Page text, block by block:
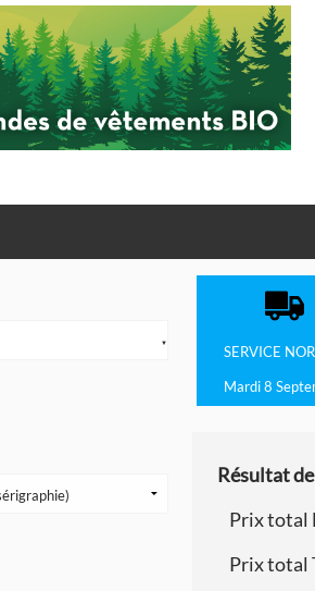
▼
SERVICE
Mardi 8
Résultat
Prix total
Prix total